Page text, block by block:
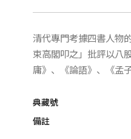
清代專門考據四書人物
束高閣叩之」批評以八
庸》、《論語》、《孟
典藏號
備註